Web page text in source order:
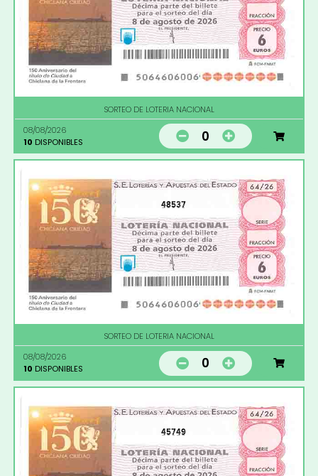
SORTEO DE LOTERIA NACIONAL
08/08/2026
10 DISPONIBLES 0
48537
SORTEO DE LOTERIA NACIONAL
08/08/2026
10 DISPONIBLES 0
45749